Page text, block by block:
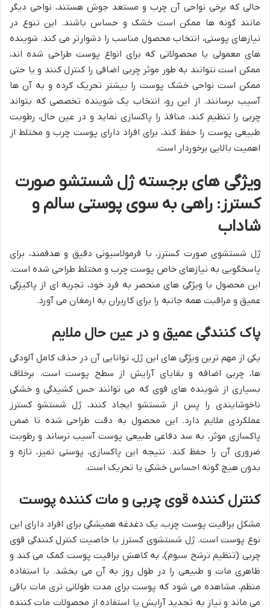
حالی که برخی نواحی آن چرب و مستعد جوش هستند، نواحی دیگر
مانند گونه ها ممکن است خشک و حساس باشند. این تنوع در
نیازهای پوستی، انتخاب محصول مناسب را دشوارتر می کند. شوینده
های معمولی یا محصولاتی که برای انواع پوست طراحی شده اند،
ممکن است نتوانند به طور موثر چربی اضافی را کنترل کنند و یا حتی
ممکن است نواحی خشک پوست را بیشتر تحریک کرده و به آن ها
آسیب برسانند. از این رو، انتخاب یک شوینده تخصصی که بتواند
چربی را تنظیم کند، منافذ را پاکسازی نماید و در عین حال، رطوبت
طبیعی پوست را حفظ کند، برای افراد دارای پوست چرب و مختلط از
اهمیت بالایی برخوردار است.
ویژگی های برجسته ژل شستشو صورت
کسترز: راهی به سوی پوستی سالم و
شاداب
ژل شستشوی صورت کسترز، با فرمولاسیونی دقیق و هدفمند، برای
پاسخگویی به نیازهای خاص پوست چرب و مختلط طراحی شده است.
این محصول با ویژگی های منحصر به فرد خود، تجربه ای از پاکیزگی
عمیق و مراقبت همه جانبه را برای کاربران به ارمغان می آورد.
پاک کنندگی عمیق و در عین حال ملایم
یکی از مهم ترین ویژگی های این ژل، توانایی آن در حذف کامل آلودگی
ها، چربی اضافه و بقایای آرایش از سطح پوست است. برخلاف
بسیاری از شوینده های قوی که می توانند حس کشیدگی و خشکی
ناخوشایندی را پس از شستشو ایجاد کنند، ژل شستشو کسترز
عملکردی ملایم دارد. این محصول به دقت طراحی شده تا ضمن
پاکسازی موثر، به سد دفاعی طبیعی پوست آسیب نرساند و رطوبت
ضروری آن را حفظ کند. نتیجه این پاکسازی، پوستی تمیز، تازه و
بدون هیچ گونه احساس خشکی یا تحریک است.
کنترل کننده قوی چربی و مات کننده پوست
مشکل براقیت پوست چرب، یک دغدغه همیشگی برای افراد دارای این
نوع پوست است. ژل شستشوی کسترز با خاصیت کنترل کنندگی قوی
چربی (تنظیم ترشح سبوم)، به کاهش براقیت پوست کمک می کند و
ظاهری مات و طبیعی را در طول روز به آن می بخشد. با استفاده
منظم، مشاهده می شود که پوست برای مدت طولانی تری مات باقی
می ماند و نیاز به تجدید آرایش یا استفاده از محصولات مات کننده